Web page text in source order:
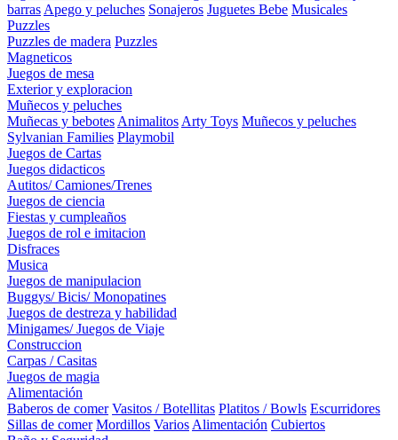
barras Apego y peluches Sonajeros Juguetes Bebe Musicales
Puzzles
Puzzles de madera Puzzles
Magneticos
Juegos de mesa
Exterior y exploracion
Muñecos y peluches
Muñecas y bebotes Animalitos Arty Toys Muñecos y peluches
Sylvanian Families Playmobil
Juegos de Cartas
Juegos didacticos
Autitos/ Camiones/Trenes
Juegos de ciencia
Fiestas y cumpleaños
Juegos de rol e imitacion
Disfraces
Musica
Juegos de manipulacion
Buggys/ Bicis/ Monopatines
Juegos de destreza y habilidad
Minigames/ Juegos de Viaje
Construccion
Carpas / Casitas
Juegos de magia
Alimentación
Baberos de comer Vasitos / Botellitas Platitos / Bowls Escurridores
Sillas de comer Mordillos Varios Alimentación Cubiertos